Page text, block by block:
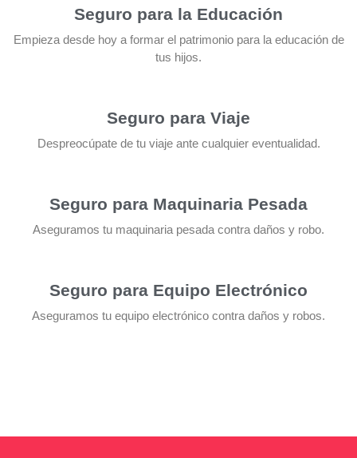
Seguro para la Educación
Empieza desde hoy a formar el patrimonio para la educación de
tus hijos.
Seguro para Viaje
Despreocúpate de tu viaje ante cualquier eventualidad.
Seguro para Maquinaria Pesada
Aseguramos tu maquinaria pesada contra daños y robo.
Seguro para Equipo Electrónico
Aseguramos tu equipo electrónico contra daños y robos.